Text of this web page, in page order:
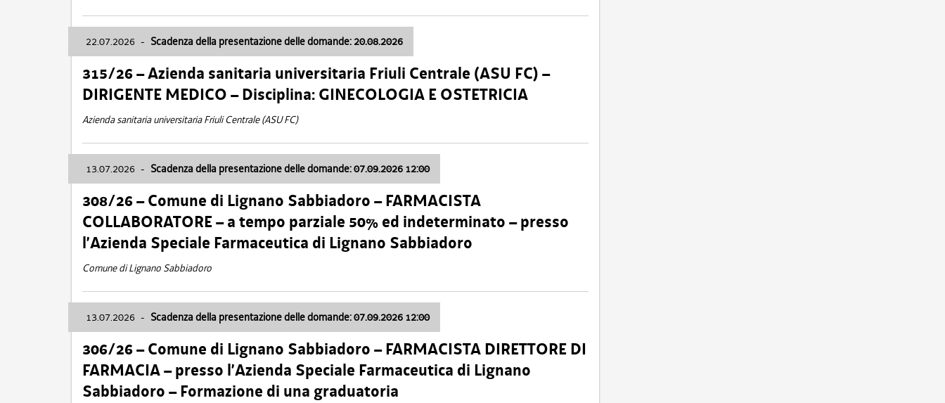
22.07.2026 - Scadenza della presentazione delle domande: 20.08.2026
315/26 – Azienda sanitaria universitaria Friuli Centrale (ASU FC) –
DIRIGENTE MEDICO – Disciplina: GINECOLOGIA E OSTETRICIA
Azienda sanitaria universitaria Friuli Centrale (ASU FC)
13.07.2026 - Scadenza della presentazione delle domande: 07.09.2026 12:00
308/26 – Comune di Lignano Sabbiadoro – FARMACISTA
COLLABORATORE – a tempo parziale 50% ed indeterminato – presso
l’Azienda Speciale Farmaceutica di Lignano Sabbiadoro
Comune di Lignano Sabbiadoro
13.07.2026 - Scadenza della presentazione delle domande: 07.09.2026 12:00
306/26 – Comune di Lignano Sabbiadoro – FARMACISTA DIRETTORE DI
FARMACIA – presso l’Azienda Speciale Farmaceutica di Lignano
Sabbiadoro – Formazione di una graduatoria